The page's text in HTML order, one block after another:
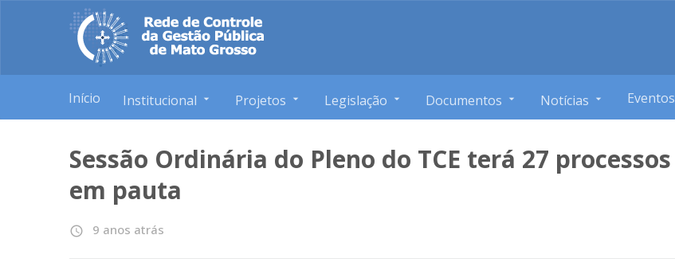
Início Institucional Projetos Legislação Documentos Notícias Eventos
Sessão Ordinária do Pleno do TCE terá 27 processos
em pauta
access_time 9 anos atrás